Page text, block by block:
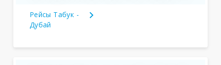
Рейсы Табук -
Дубай